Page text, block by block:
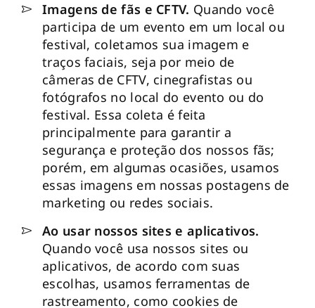
Imagens de fãs e CFTV. Quando você
participa de um evento em um local ou
festival, coletamos sua imagem e
traços faciais, seja por meio de
câmeras de CFTV, cinegrafistas ou
fotógrafos no local do evento ou do
festival. Essa coleta é feita
principalmente para garantir a
segurança e proteção dos nossos fãs;
porém, em algumas ocasiões, usamos
essas imagens em nossas postagens de
marketing ou redes sociais.
Ao usar nossos sites e aplicativos.
Quando você usa nossos sites ou
aplicativos, de acordo com suas
escolhas, usamos ferramentas de
rastreamento, como cookies de